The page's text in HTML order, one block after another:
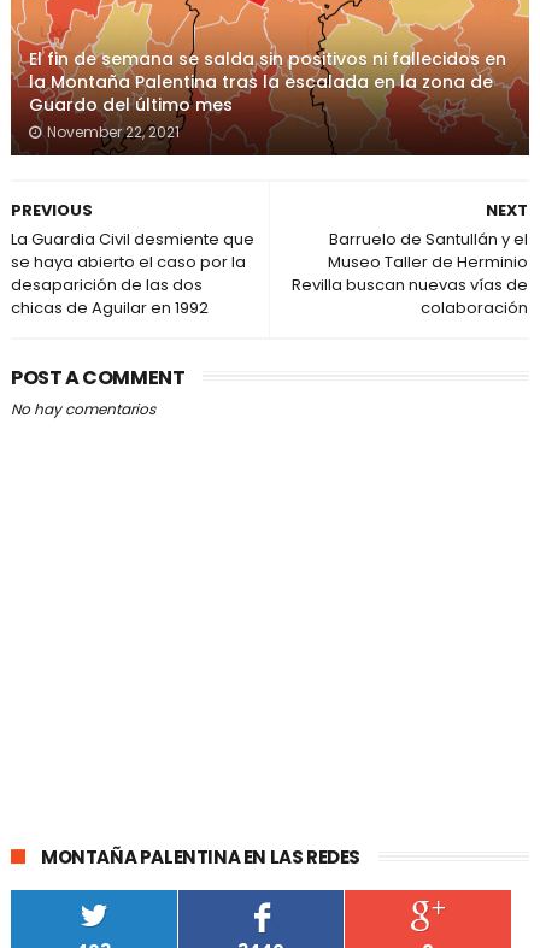
El fin de semana se salda sin positivos ni fallecidos en
la Montaña Palentina tras la escalada en la zona de
Guardo del último mes
November 22, 2021
NEXT
Barruelo de Santullán y el
Museo Taller de Herminio
Revilla buscan nuevas vías de
colaboración
PREVIOUS
La Guardia Civil desmiente que
se haya abierto el caso por la
desaparición de las dos
chicas de Aguilar en 1992
POST A COMMENT
No hay comentarios
MONTAÑA PALENTINA EN LAS REDES